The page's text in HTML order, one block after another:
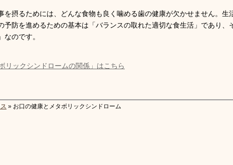
を摂るためには、どんな食物も良く噛める歯の健康が欠かせません。生
予防を進めるための基本は「バランスの取れた適切な食生活」であり、
のです。
リックシンドロームの関係」はこちら
» お口の健康とメタボリックシンドローム